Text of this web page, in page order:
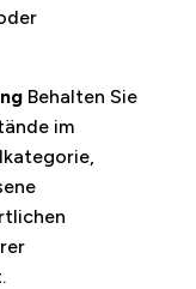
Behalten Sie
im